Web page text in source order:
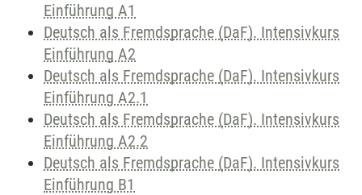
Einführung A1
Deutsch als Fremdsprache (DaF). Intensivkurs
Einführung A2
Deutsch als Fremdsprache (DaF). Intensivkurs
Einführung A2.1
Deutsch als Fremdsprache (DaF). Intensivkurs
Einführung A2.2
Deutsch als Fremdsprache (DaF). Intensivkurs
Einführung B1